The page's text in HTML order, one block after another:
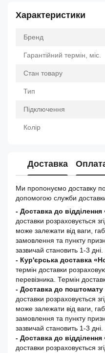
Характеристики
Бренд
Гарантійний термін, міс.
Стан товару
Тип
Підключення
Колір
Доставка
Ми пропонуємо доставку по
допомогою служби
- Доставка до
доставки розраховується
може залежати від ваги,
замовлення та пункту
зазвичай становить 1-3 дні.
- Кур'єрська доставка
термін доставки
перевізника. Термін
- Доставка до
доставки розраховується
може залежати від ваги,
замовлення та пункту
зазвичай становить 1-3 дні.
- Доставка до
доставки розраховується